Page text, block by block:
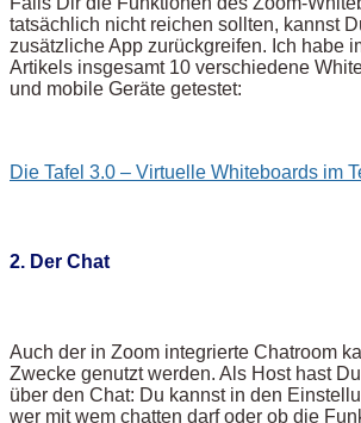
tatsächlich nicht reichen sollten, kannst
zusätzliche App zurückgreifen. Ich habe
Artikels insgesamt 10 verschiedene
und mobile Geräte getestet:
Die Tafel 3.0 – Virtuelle Whiteboards im
2. Der Chat
Auch der in Zoom integrierte Chatroom
Zwecke genutzt werden. Als Host hast
über den Chat: Du kannst in den
wer mit wem chatten darf oder ob die